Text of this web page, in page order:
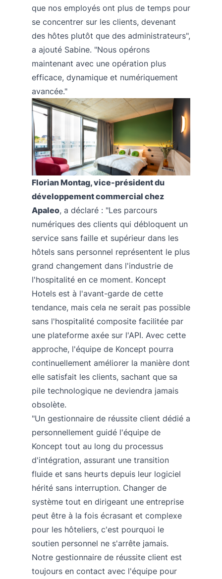
que nos employés ont plus de temps pour
se concentrer sur les clients, devenant
des hôtes plutôt que des administrateurs",
a ajouté Sabine. "Nous opérons
maintenant avec une opération plus
efficace, dynamique et numériquement
avancée."
Florian Montag, vice-président du
développement commercial chez
Apaleo, a déclaré : "Les parcours
numériques des clients qui débloquent un
service sans faille et supérieur dans les
hôtels sans personnel représentent le plus
grand changement dans l'industrie de
l'hospitalité en ce moment. Koncept
Hotels est à l'avant-garde de cette
tendance, mais cela ne serait pas possible
sans l'hospitalité composite facilitée par
une plateforme axée sur l'API. Avec cette
approche, l'équipe de Koncept pourra
continuellement améliorer la manière dont
elle satisfait les clients, sachant que sa
pile technologique ne deviendra jamais
obsolète.
"Un gestionnaire de réussite client dédié a
personnellement guidé l'équipe de
Koncept tout au long du processus
d'intégration, assurant une transition
fluide et sans heurts depuis leur logiciel
hérité sans interruption. Changer de
système tout en dirigeant une entreprise
peut être à la fois écrasant et complexe
pour les hôteliers, c'est pourquoi le
soutien personnel ne s'arrête jamais.
Notre gestionnaire de réussite client est
toujours en contact avec l'équipe pour